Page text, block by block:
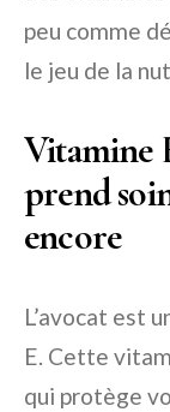
peu comme
le jeu de la
Vitamine
prend
encore
L’avocat est
E. Cette
qui protège